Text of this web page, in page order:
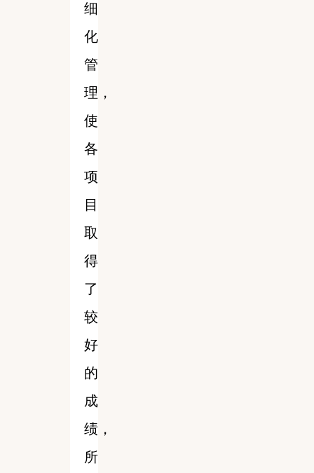
细
化
管
理，
使
各
项
目
取
得
了
较
好
的
成
绩，
所